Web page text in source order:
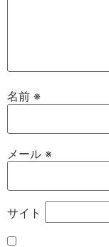
名前 ※
メール ※
サイト